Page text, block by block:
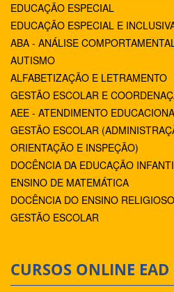
EDUCAÇÃO ESPECIAL
EDUCAÇÃO ESPECIAL E
ABA - ANÁLISE
AUTISMO
ALFABETIZAÇÃO E LETRAMENTO
GESTÃO ESCOLAR E
AEE - ATENDIMENTO
GESTÃO ESCOLAR
ORIENTAÇÃO E INSPEÇÃO)
DOCÊNCIA DA EDUCAÇÃO
ENSINO DE MATEMÁTICA
DOCÊNCIA DO ENSINO RELIGIOSO
GESTÃO ESCOLAR
CURSOS ONLINE EAD